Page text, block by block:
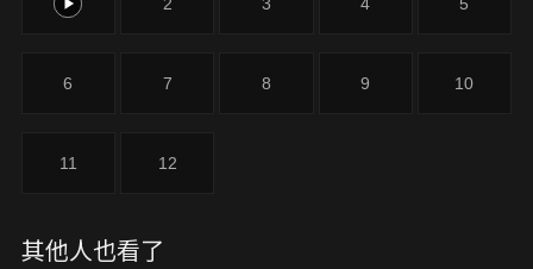
程……。
6 7 8 9 10
11 12
其他人也看了